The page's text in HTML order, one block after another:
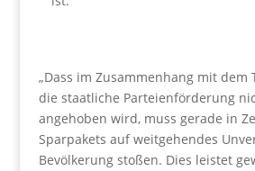
„Dass im Zusammenhang mit dem
die staatliche Parteienförderung
angehoben wird, muss gerade in
Sparpakets auf weitgehendes
Bevölkerung stoßen. Dies leistet